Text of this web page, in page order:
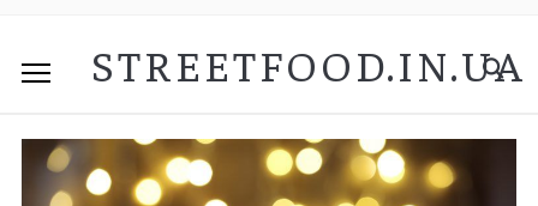
STREETFOOD.IN.UA